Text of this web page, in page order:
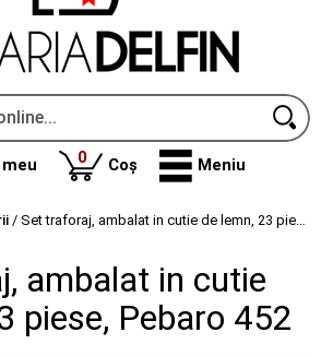
0produse
Coș Meniu
/ Set traforaj, ambalat in cutie de lemn, 23 piese, Pebaro 452
ambalat in cutie
piese, Pebaro 452